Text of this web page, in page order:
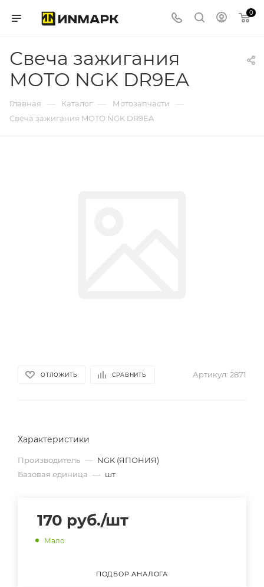
0
Свеча зажигания
MOTO NGK DR9EA
Главная — Каталог — Мотозапчасти —
Свеча зажигания MOTO NGK DR9EA
ОТЛОЖИТЬ СРАВНИТЬ Артикул: 2871
Характеристики
Производитель — NGK (ЯПОНИЯ)
Базовая единица — шт
170 руб./шт
Мало
ПОДБОР АНАЛОГА